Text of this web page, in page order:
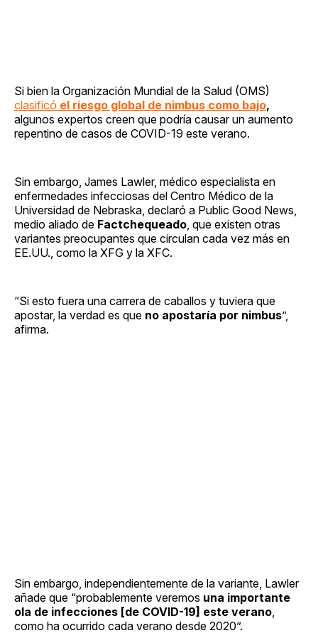
Si bien la Organización Mundial de la Salud (OMS)
clasificó el riesgo global de nimbus como bajo,
algunos expertos creen que podría causar un aumento
repentino de casos de COVID-19 este verano.
Sin embargo, James Lawler, médico especialista en
enfermedades infecciosas del Centro Médico de la
Universidad de Nebraska, declaró a Public Good News,
medio aliado de Factchequeado , que existen otras
variantes preocupantes que circulan cada vez más en
EE.UU., como la XFG y la XFC.
“Si esto fuera una carrera de caballos y tuviera que
apostar, la verdad es que no apostaría por nimbus”,
afirma.
Sin embargo, independientemente de la variante, Lawler
añade que “probablemente veremos una importante
ola de infecciones [de COVID-19] este verano
como ha ocurrido cada verano desde 2020”.